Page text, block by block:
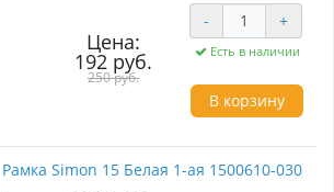
обеспечивает стильный и современный вид,
гармонируя с любым дизайном помещения.
Изготовлена из высококачественного
пластика, рамка устойчива к механическим
повреждениям и легко очищается от
загрязнений. Основные характеристики
включают: возможность монтажа двух
интеграции с другими элементами серии Zenit
и простота установки. Пользователи оценят
удобство в использовании и надежность
Цена:
192 руб.
250 руб.
- +
Есть в наличии
В корзину
Рамка Simon 15 Белая 1-ая 1500610-030